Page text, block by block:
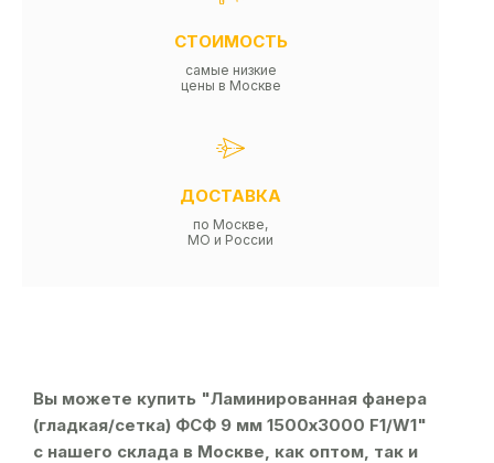
СТОИМОСТЬ
самые низкие
цены в Москве
ДОСТАВКА
по Москве,
МО и России
Вы можете купить "Ламинированная фанера
(гладкая/сетка) ФСФ 9 мм 1500х3000 F1/W1"
с нашего склада в Москве, как оптом, так и